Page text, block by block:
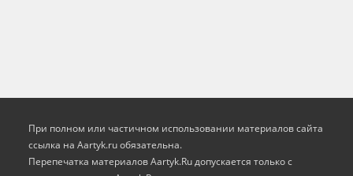
При полном или частичном использовании материалов сайта
ссылка на Aartyk.ru oбязательна.
Перепечатка материалов Aartyk.Ru допускается только с